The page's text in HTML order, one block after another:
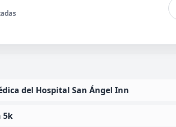
del Hospital San Ángel Inn
5k